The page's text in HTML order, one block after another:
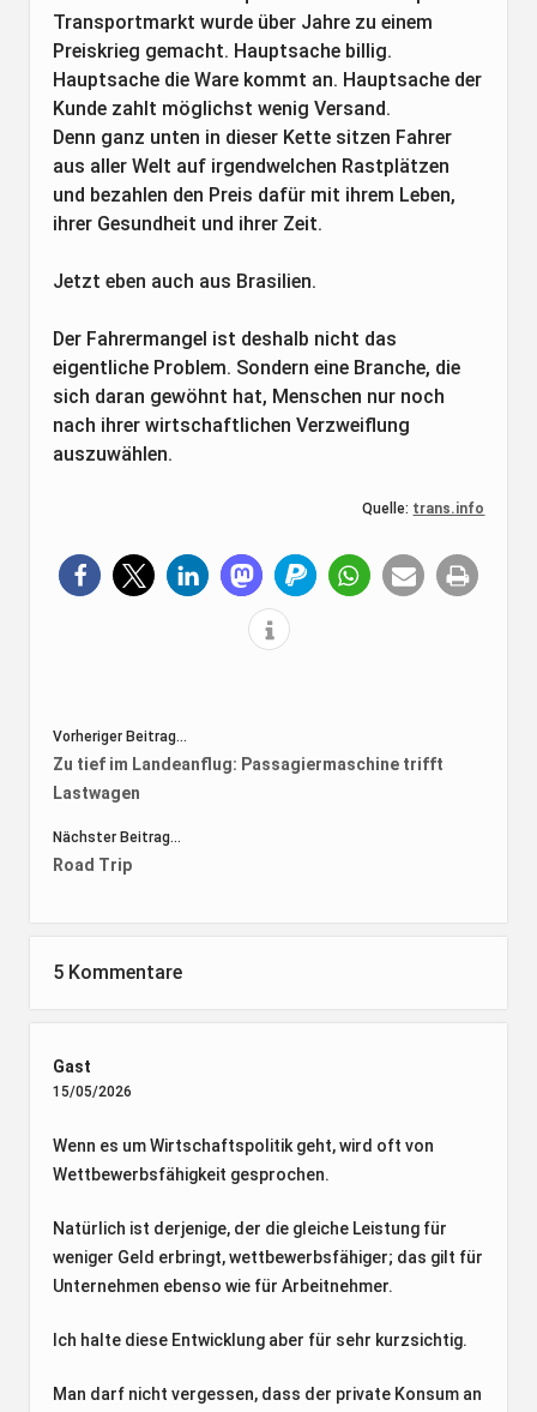
Transportmarkt wurde über Jahre zu einem
Preiskrieg gemacht. Hauptsache billig.
Hauptsache die Ware kommt an. Hauptsache der
Kunde zahlt möglichst wenig Versand.
Denn ganz unten in dieser Kette sitzen Fahrer
aus aller Welt auf irgendwelchen Rastplätzen
und bezahlen den Preis dafür mit ihrem Leben,
ihrer Gesundheit und ihrer Zeit.
Jetzt eben auch aus Brasilien.
Der Fahrermangel ist deshalb nicht das
eigentliche Problem. Sondern eine Branche, die
sich daran gewöhnt hat, Menschen nur noch
nach ihrer wirtschaftlichen Verzweiflung
auszuwählen.
Quelle: trans.info
Vorheriger Beitrag...
Zu tief im Landeanflug: Passagiermaschine trifft
Lastwagen
Nächster Beitrag...
Road Trip
5 Kommentare
Gast
15/05/2026
Wenn es um Wirtschaftspolitik geht, wird oft von
Wettbewerbsfähigkeit gesprochen.
Natürlich ist derjenige, der die gleiche Leistung für
weniger Geld erbringt, wettbewerbsfähiger; das gilt für
Unternehmen ebenso wie für Arbeitnehmer.
Ich halte diese Entwicklung aber für sehr kurzsichtig.
Man darf nicht vergessen, dass der private Konsum an